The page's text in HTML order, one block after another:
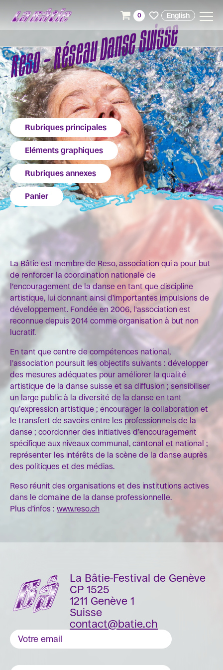
Reso - Réseau Danse Suisse
Rubriques principales
Eléments graphiques
Rubriques annexes
Panier
La Bâtie est membre de Reso, association qui a pour but
de renforcer la coordination nationale de
l’encouragement de la danse en tant que discipline
artistique, lui donnant ainsi d’importantes impulsions de
développement. Fondée en 2006, l'association est
reconnue depuis 2014 comme organisation à but non
lucratif.
En tant que centre de compétences national,
l’association poursuit les objectifs suivants : développer
des mesures adéquates pour améliorer la qualité
artistique de la danse suisse et sa diffusion ; sensibiliser
un large public à la diversité de la danse en tant
qu’expression artistique ; encourager la collaboration et
le transfert de savoirs entre les professionnels de la
danse ; coordonner des initiatives d’encouragement
spécifique aux niveaux communal, cantonal et national ;
représenter les intérêts de la scène de la danse auprès
des politiques et des médias.
Reso réunit des organisations et des institutions actives
dans le domaine de la danse professionnelle.
Plus d’infos : www.reso.ch
La Bâtie-Festival de Genève
CP 1525
1211 Genève 1
Suisse
contact@batie.ch
0 English